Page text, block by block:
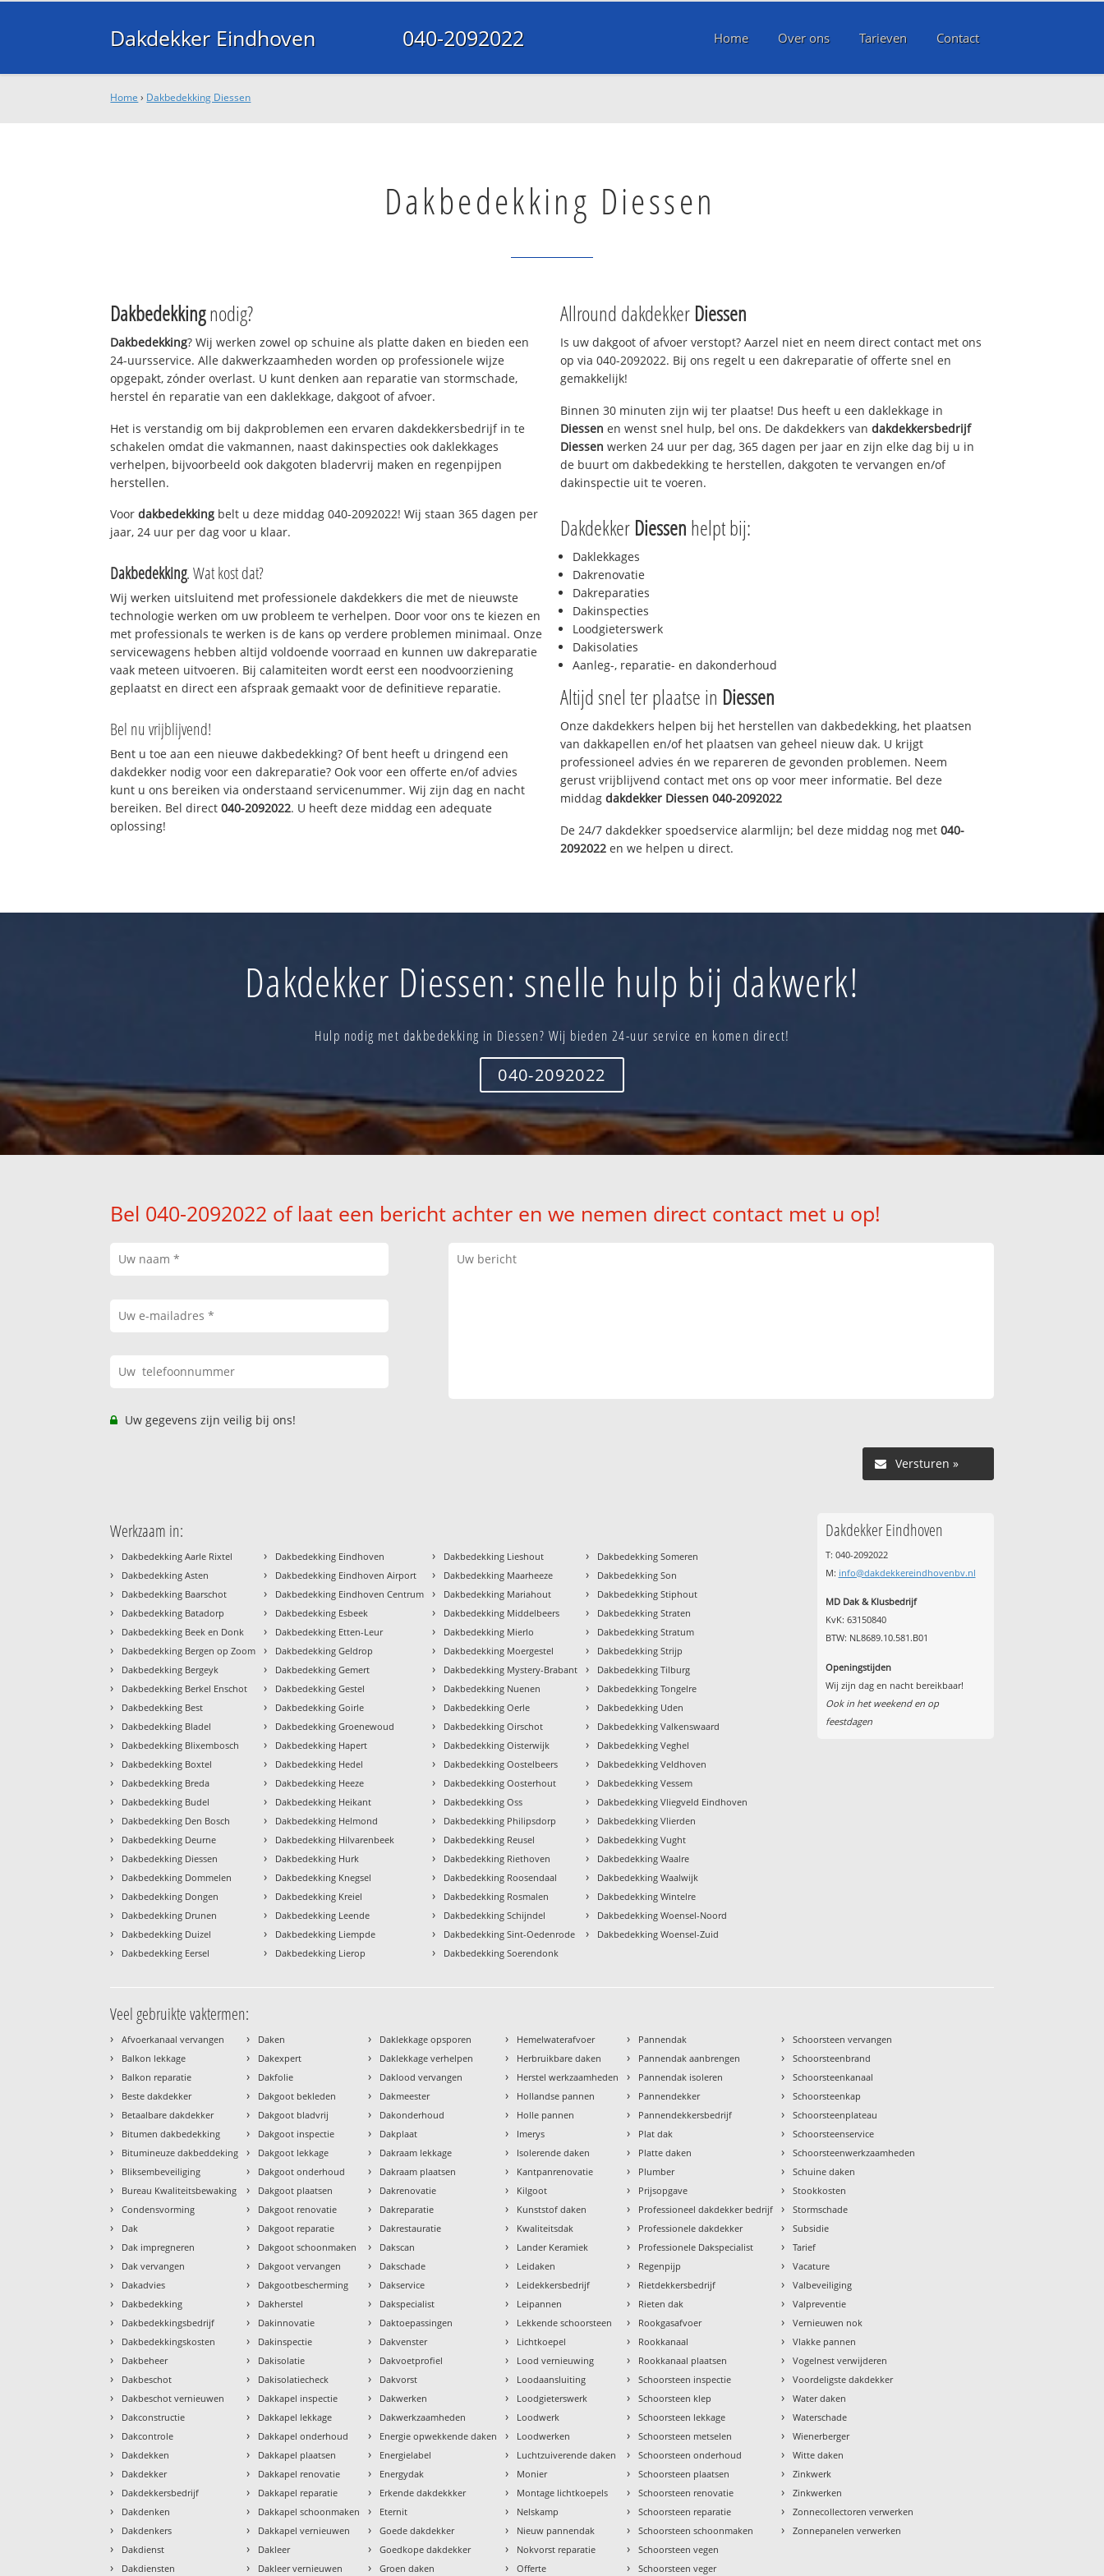
Dakdekker Eindhoven 040-2092022 Home Over ons Tarieven Contact
Home › Dakbedekking Diessen
Dakbedekking Diessen
Dakbedekkingnodig?
Dakbedekking? Wij werken zowel op schuine als platte daken en bieden een
24-uursservice. Alle dakwerkzaamheden worden op professionele wijze
opgepakt, zónder overlast. U kunt denken aan reparatie van stormschade,
herstel én reparatie van een daklekkage, dakgoot of afvoer.
Het is verstandig om bij dakproblemen een ervaren dakdekkersbedrijf in te
schakelen omdat die vakmannen, naast dakinspecties ook daklekkages
verhelpen, bijvoorbeeld ook dakgoten bladervrij maken en regenpijpen
herstellen.
Voordakbedekking belt u deze middag 040-2092022! Wij staan 365 dagen per
jaar, 24 uur per dag voor u klaar.
Dakbedekking. Wat kost dat?
Wij werken uitsluitend met professionele dakdekkers die met de nieuwste
technologie werken om uw probleem te verhelpen. Door voor ons te kiezen en
met professionals te werken is de kans op verdere problemen minimaal. Onze
servicewagens hebben altijd voldoende voorraad en kunnen uw dakreparatie
vaak meteen uitvoeren. Bij calamiteiten wordt eerst een noodvoorziening
geplaatst en direct een afspraak gemaakt voor de definitieve reparatie.
Bel nu vrijblijvend!
Bent u toe aan een nieuwe dakbedekking? Of bent heeft u dringend een
dakdekker nodig voor een dakreparatie? Ook voor een offerte en/of advies
kunt u ons bereiken via onderstaand servicenummer. Wij zijn dag en nacht
bereiken. Bel direct040-2092022. U heeft deze middag een adequate
oplossing!
Allround dakdekker Diessen
Is uw dakgoot of afvoer verstopt? Aarzel niet en neem direct contact met ons
op via 040-2092022. Bij ons regelt u een dakreparatie of offerte snel en
gemakkelijk!
Binnen 30 minuten zijn wij ter plaatse! Dus heeft u een daklekkage in
Diessen en wenst snel hulp, bel ons. De dakdekkers van dakdekkersbedrijf
Diessen werken 24 uur per dag, 365 dagen per jaar en zijn elke dag bij u in
de buurt om dakbedekking te herstellen, dakgoten te vervangen en/of
dakinspectie uit te voeren.
Dakdekker Diessen helpt bij:
Daklekkages
Dakrenovatie
Dakreparaties
Dakinspecties
Loodgieterswerk
Dakisolaties
Aanleg-, reparatie- en dakonderhoud
Altijd snel ter plaatse in Diessen
Onze dakdekkers helpen bij het herstellen van dakbedekking, het plaatsen
van dakkapellen en/of het plaatsen van geheel nieuw dak. U krijgt
professioneel advies én we repareren de gevonden problemen. Neem
gerust vrijblijvend contact met ons op voor meer informatie. Bel deze
middag dakdekker Diessen 040-2092022
De 24/7 dakdekker spoedservice alarmlijn; bel deze middag nog met 040-
2092022 en we helpen u direct.
Dakdekker Diessen: snelle hulp bij dakwerk!
Hulp nodig met dakbedekking in Diessen? Wij bieden 24-uur service en komen direct!
040-2092022
Bel 040-2092022 of laat een bericht achter en we nemen direct contact met u op!
Uw gegevens zijn veilig bij ons!
Versturen »
Werkzaam in:
› Dakbedekking Aarle Rixtel
› Dakbedekking Asten
› Dakbedekking Baarschot
› Dakbedekking Batadorp
› Dakbedekking Beek en Donk
› Dakbedekking Bergen op Zoom
› Dakbedekking Bergeyk
› Dakbedekking Berkel Enschot
› Dakbedekking Best
› Dakbedekking Bladel
› Dakbedekking Blixembosch
› Dakbedekking Boxtel
› Dakbedekking Breda
› Dakbedekking Budel
› Dakbedekking Den Bosch
› Dakbedekking Deurne
› Dakbedekking Diessen
› Dakbedekking Dommelen
› Dakbedekking Dongen
› Dakbedekking Drunen
› Dakbedekking Duizel
› Dakbedekking Eersel
› Dakbedekking Eindhoven
› Dakbedekking Eindhoven Airport
› Dakbedekking Eindhoven Centrum
› Dakbedekking Esbeek
› Dakbedekking Etten-Leur
› Dakbedekking Geldrop
› Dakbedekking Gemert
› Dakbedekking Gestel
› Dakbedekking Goirle
› Dakbedekking Groenewoud
› Dakbedekking Hapert
› Dakbedekking Hedel
› Dakbedekking Heeze
› Dakbedekking Heikant
› Dakbedekking Helmond
› Dakbedekking Hilvarenbeek
› Dakbedekking Hurk
› Dakbedekking Knegsel
› Dakbedekking Kreiel
› Dakbedekking Leende
› Dakbedekking Liempde
› Dakbedekking Lierop
› Dakbedekking Lieshout
› Dakbedekking Maarheeze
› Dakbedekking Mariahout
› Dakbedekking Middelbeers
› Dakbedekking Mierlo
› Dakbedekking Moergestel
› Dakbedekking Mystery-Brabant
› Dakbedekking Nuenen
› Dakbedekking Oerle
› Dakbedekking Oirschot
› Dakbedekking Oisterwijk
› Dakbedekking Oostelbeers
› Dakbedekking Oosterhout
› Dakbedekking Oss
› Dakbedekking Philipsdorp
› Dakbedekking Reusel
› Dakbedekking Riethoven
› Dakbedekking Roosendaal
› Dakbedekking Rosmalen
› Dakbedekking Schijndel
› Dakbedekking Sint-Oedenrode
› Dakbedekking Soerendonk
› Dakbedekking Someren
› Dakbedekking Son
› Dakbedekking Stiphout
› Dakbedekking Straten
› Dakbedekking Stratum
› Dakbedekking Strijp
› Dakbedekking Tilburg
› Dakbedekking Tongelre
› Dakbedekking Uden
› Dakbedekking Valkenswaard
› Dakbedekking Veghel
› Dakbedekking Veldhoven
› Dakbedekking Vessem
› Dakbedekking Vliegveld Eindhoven
› Dakbedekking Vlierden
› Dakbedekking Vught
› Dakbedekking Waalre
› Dakbedekking Waalwijk
› Dakbedekking Wintelre
› Dakbedekking Woensel-Noord
› Dakbedekking Woensel-Zuid
Dakdekker Eindhoven
T: 040-2092022
M: info@dakdekkereindhovenbv.nl
MD Dak & Klusbedrijf
KvK: 63150840
BTW: NL8689.10.581.B01
Openingstijden
Wij zijn dag en nacht bereikbaar!
Ook in het weekend en op
feestdagen
Veel gebruikte vaktermen:
› Afvoerkanaal vervangen
› Balkon lekkage
› Balkon reparatie
› Beste dakdekker
› Betaalbare dakdekker
› Bitumen dakbedekking
› Bitumineuze dakbeddeking
› Bliksembeveiliging
› Bureau Kwaliteitsbewaking
› Condensvorming
› Dak
› Dak impregneren
› Dak vervangen
› Dakadvies
› Dakbedekking
› Dakbedekkingsbedrijf
› Dakbedekkingskosten
› Dakbeheer
› Dakbeschot
› Dakbeschot vernieuwen
› Dakconstructie
› Dakcontrole
› Dakdekken
› Dakdekker
› Dakdekkersbedrijf
› Dakdenken
› Dakdenkers
› Dakdienst
› Dakdiensten
› Daken
› Dakexpert
› Dakfolie
› Dakgoot bekleden
› Dakgoot bladvrij
› Dakgoot inspectie
› Dakgoot lekkage
› Dakgoot onderhoud
› Dakgoot plaatsen
› Dakgoot renovatie
› Dakgoot reparatie
› Dakgoot schoonmaken
› Dakgoot vervangen
› Dakgootbescherming
› Dakherstel
› Dakinnovatie
› Dakinspectie
› Dakisolatie
› Dakisolatiecheck
› Dakkapel inspectie
› Dakkapel lekkage
› Dakkapel onderhoud
› Dakkapel plaatsen
› Dakkapel renovatie
› Dakkapel reparatie
› Dakkapel schoonmaken
› Dakkapel vernieuwen
› Dakleer
› Dakleer vernieuwen
› Daklekkage opsporen
› Daklekkage verhelpen
› Daklood vervangen
› Dakmeester
› Dakonderhoud
› Dakplaat
› Dakraam lekkage
› Dakraam plaatsen
› Dakrenovatie
› Dakreparatie
› Dakrestauratie
› Dakscan
› Dakschade
› Dakservice
› Dakspecialist
› Daktoepassingen
› Dakvenster
› Dakvoetprofiel
› Dakvorst
› Dakwerken
› Dakwerkzaamheden
› Energie opwekkende daken
› Energielabel
› Energydak
› Erkende dakdekkker
› Eternit
› Goede dakdekker
› Goedkope dakdekker
› Groen daken
› Hemelwaterafvoer
› Herbruikbare daken
› Herstel werkzaamheden
› Hollandse pannen
› Holle pannen
› Imerys
› Isolerende daken
› Kantpanrenovatie
› Kilgoot
› Kunststof daken
› Kwaliteitsdak
› Lander Keramiek
› Leidaken
› Leidekkersbedrijf
› Leipannen
› Lekkende schoorsteen
› Lichtkoepel
› Lood vernieuwing
› Loodaansluiting
› Loodgieterswerk
› Loodwerk
› Loodwerken
› Luchtzuiverende daken
› Monier
› Montage lichtkoepels
› Nelskamp
› Nieuw pannendak
› Nokvorst reparatie
› Offerte
› Pannendak
› Pannendak aanbrengen
› Pannendak isoleren
› Pannendekker
› Pannendekkersbedrijf
› Plat dak
› Platte daken
› Plumber
› Prijsopgave
› Professioneel dakdekker bedrijf
› Professionele dakdekker
› Professionele Dakspecialist
› Regenpijp
› Rietdekkersbedrijf
› Rieten dak
› Rookgasafvoer
› Rookkanaal
› Rookkanaal plaatsen
› Schoorsteen inspectie
› Schoorsteen klep
› Schoorsteen lekkage
› Schoorsteen metselen
› Schoorsteen onderhoud
› Schoorsteen plaatsen
› Schoorsteen renovatie
› Schoorsteen reparatie
› Schoorsteen schoonmaken
› Schoorsteen vegen
› Schoorsteen veger
› Schoorsteen vervangen
› Schoorsteenbrand
› Schoorsteenkanaal
› Schoorsteenkap
› Schoorsteenplateau
› Schoorsteenservice
› Schoorsteenwerkzaamheden
› Schuine daken
› Stookkosten
› Stormschade
› Subsidie
› Tarief
› Vacature
› Valbeveiliging
› Valpreventie
› Vernieuwen nok
› Vlakke pannen
› Vogelnest verwijderen
› Voordeligste dakdekker
› Water daken
› Waterschade
› Wienerberger
› Witte daken
› Zinkwerk
› Zinkwerken
› Zonnecollectoren verwerken
› Zonnepanelen verwerken